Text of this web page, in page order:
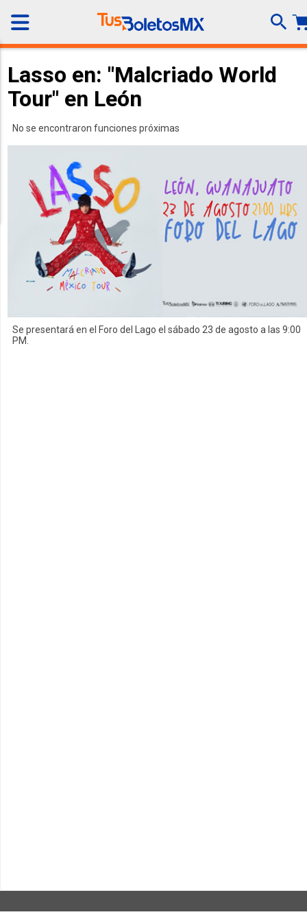
Lasso en: "Malcriado World
Tour" en León
No se encontraron funciones próximas
Se presentará en el Foro del Lago el sábado 23 de agosto a las 9:00
PM.